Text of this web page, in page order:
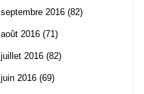
septembre 2016 (82)
août 2016 (71)
juillet 2016 (82)
juin 2016 (69)